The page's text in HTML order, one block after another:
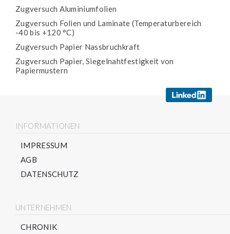
Zugversuch Aluminiumfolien
Zugversuch Folien und Laminate (Temperaturbereich
-40 bis +120 °C)
Zugversuch Papier Nassbruchkraft
Zugversuch Papier, Siegelnahtfestigkeit von
Papiermustern
INFORMATIONEN
IMPRESSUM
AGB
DATENSCHUTZ
UNTERNEHMEN
CHRONIK